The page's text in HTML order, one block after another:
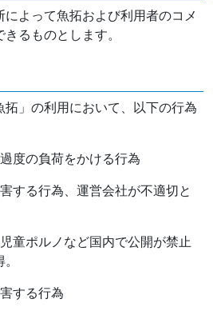
よって魚拓および利用者のコメ
るものとします。
」の利用において、以下の行為
度の負荷をかける行為
する行為、運営会社が不適切と
童ポルノなど国内で公開が禁止
する行為